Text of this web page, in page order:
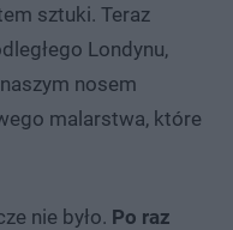
sztuki. Teraz
Londynu,
nosem
malarstwa, które
nie było. Po raz